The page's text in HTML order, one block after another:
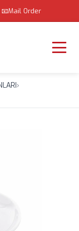
📧Mail Order
›